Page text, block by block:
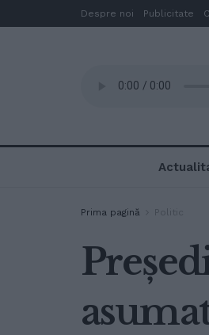
Despre noi Publicitate
Prima pagină Politic